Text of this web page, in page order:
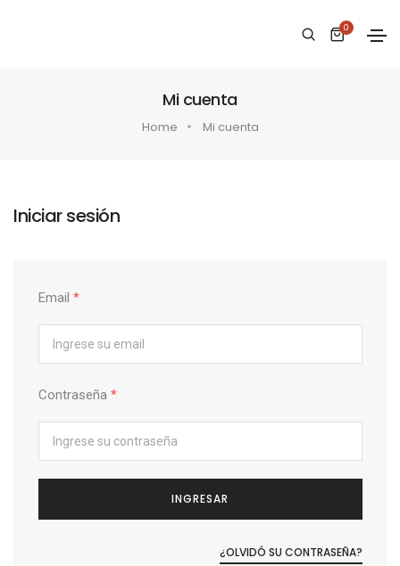
0
Mi cuenta
Home Mi cuenta
Iniciar sesión
Email *
Contraseña *
INGRESAR
¿OLVIDÓ SU CONTRASEÑA?